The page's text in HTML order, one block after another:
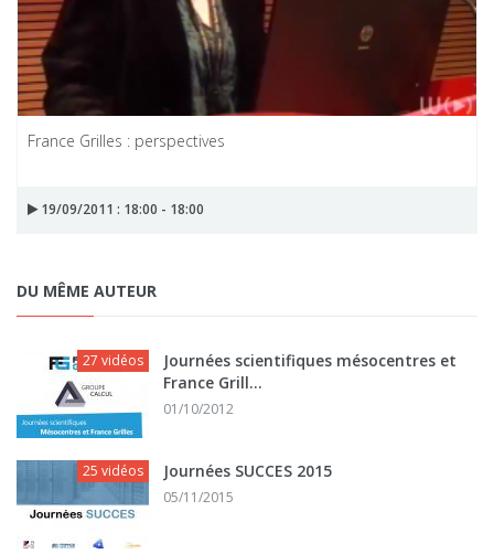
France Grilles : perspectives
19/09/2011 : 18:00 - 18:00
DU MÊME AUTEUR
27 vidéos
Journées scientifiques mésocentres et
France Grill...
01/10/2012
25 vidéos Journées SUCCES 2015
05/11/2015